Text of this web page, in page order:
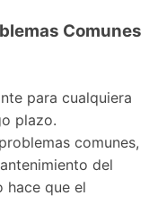
Comunes
para cualquiera
plazo.
comunes,
del
hace que el